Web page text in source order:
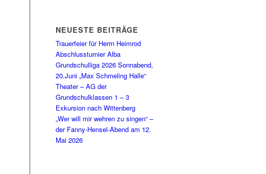
NEUESTE BEITRÄGE
Trauerfeier für Herrn Heimrod
Abschlussturnier Alba
Grundschulliga 2026 Sonnabend,
20.Juni „Max Schmeling Halle“
Theater – AG der
Grundschulklassen 1 – 3
Exkursion nach Wittenberg
„Wer will mir wehren zu singen“ –
der Fanny-Hensel-Abend am 12.
Mai 2026